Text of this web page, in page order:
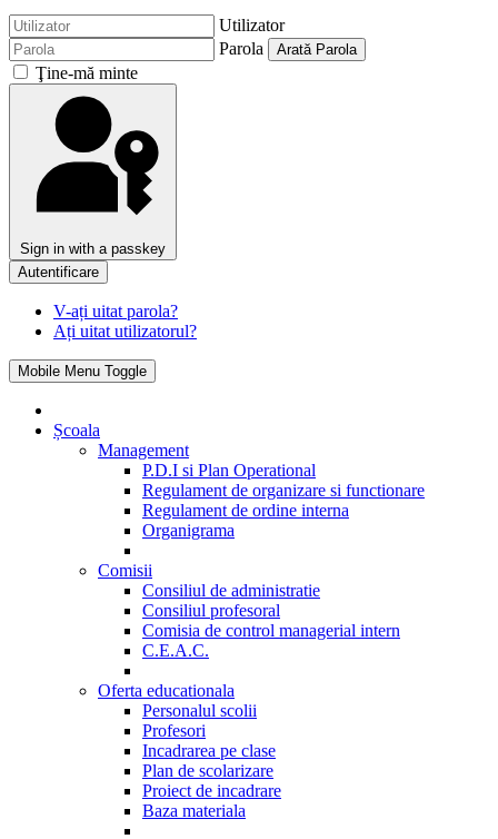
Utilizator
Parola
Arată Parola
Ţine-mă minte
Sign in with a passkey
Autentificare
V-ați uitat parola?
Ați uitat utilizatorul?
Mobile Menu Toggle
Școala
Management
P.D.I si Plan Operational
Regulament de organizare si functionare
Regulament de ordine interna
Organigrama
Comisii
Consiliul de administratie
Consiliul profesoral
Comisia de control managerial intern
C.E.A.C.
Oferta educationala
Personalul scolii
Profesori
Incadrarea pe clase
Plan de scolarizare
Proiect de incadrare
Baza materiala